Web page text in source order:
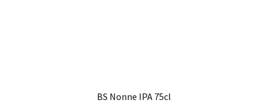
BS Nonne IPA 75cl